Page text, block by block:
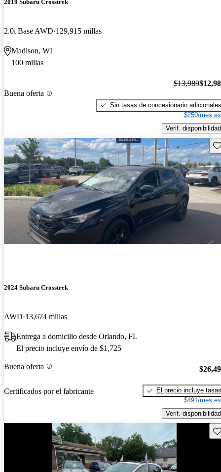
2019 Subaru Crosstrek
2.0i Base AWD 129,915 millas
Madison, WI
100 millas
Buena oferta
$13,989
Sin tasas de concesionario adicionales
$250/mes
Verif. disponibilidad
2024 Subaru Crosstrek
AWD 13,674 millas
Entrega a domicilio desde Orlando, FL
El precio incluye envío de $1,725
Buena oferta
Certificados por el fabricante
El precio incluye tasas
$491/mes
Verif. disponibilidad